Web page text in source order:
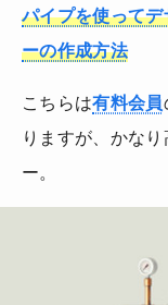
パイプを使って
ーの作成方法
こちらは有料会員
りますが、かな
ー。